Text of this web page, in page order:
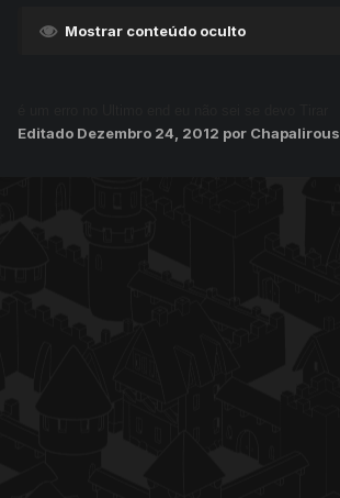
Mostrar conteúdo oculto
Editado Dezembro 24, 2012 por Chapalirous